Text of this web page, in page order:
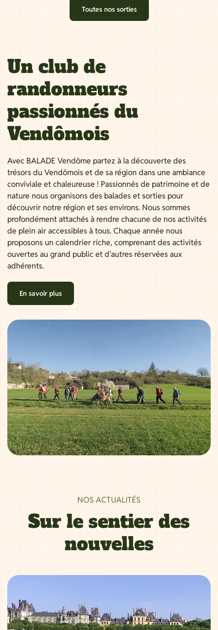
Toutes nos sorties
Un club de
randonneurs
passionnés du
Vendômois
Avec BALADE Vendôme partez à la découverte des
trésors du Vendômois et de sa région dans une ambiance
conviviale et chaleureuse ! Passionnés de patrimoine et de
nature nous organisons des balades et sorties pour
découvrir notre région et ses environs. Nous sommes
profondément attachés à rendre chacune de nos activités
de plein air accessibles à tous. Chaque année nous
proposons un calendrier riche, comprenant des activités
ouvertes au grand public et d'autres réservées aux
adhérents.
En savoir plus
NOS ACTUALITÉS
Sur le sentier des
nouvelles